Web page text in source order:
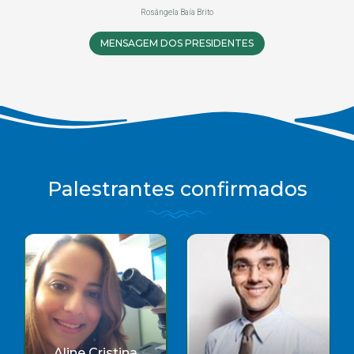
Rosângela Baía Brito
MENSAGEM DOS PRESIDENTES
Palestrantes confirmados